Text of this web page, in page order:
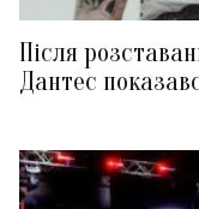
Після
Дантес